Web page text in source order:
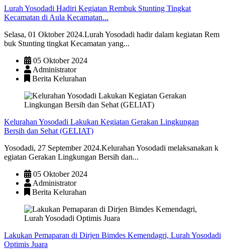
Lurah Yosodadi Hadiri Kegiatan Rembuk Stunting Tingkat
Kecamatan di Aula Kecamatan...
Selasa, 01 Oktober 2024.Lurah Yosodadi hadir dalam kegiatan Rem
buk Stunting tingkat Kecamatan yang...
05 Oktober 2024
Administrator
Berita Kelurahan
Kelurahan Yosodadi Lakukan Kegiatan Gerakan Lingkungan
Bersih dan Sehat (GELIAT)
Yosodadi, 27 September 2024.Kelurahan Yosodadi melaksanakan k
egiatan Gerakan Lingkungan Bersih dan...
05 Oktober 2024
Administrator
Berita Kelurahan
Lakukan Pemaparan di Dirjen Bimdes Kemendagri, Lurah Yosodadi
Optimis Juara